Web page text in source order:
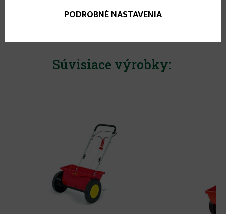
Súvisiace výrobky:
PODROBNÉ NASTAVENIA